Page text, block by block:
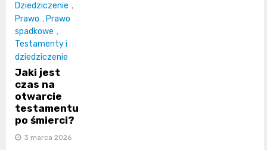
Dziedziczenie ,
Prawo , Prawo
spadkowe ,
Testamenty i
dziedziczenie
Jaki jest
czas na
otwarcie
testamentu
po śmierci?
3 marca 2026